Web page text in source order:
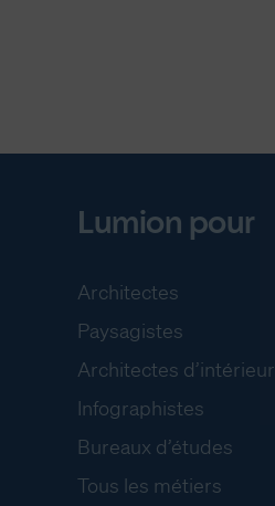
Lumion pour
Architectes
Paysagistes
Architectes d’intérieur
Infographistes
Bureaux d’études
Tous les métiers